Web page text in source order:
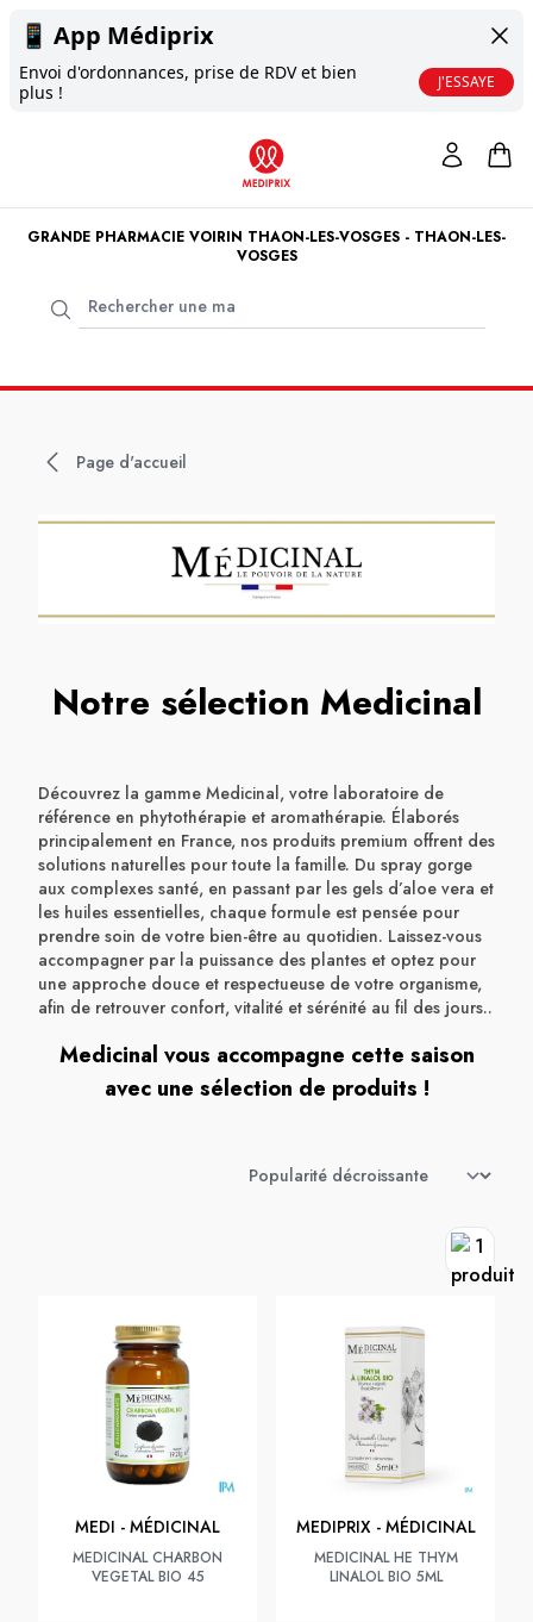
📱 App Médiprix
Envoi d'ordonnances, prise de RDV et bien
plus !
J'ESSAYE
GRANDE PHARMACIE VOIRIN THAON-LES-VOSGES - THAON-LES-
VOSGES
Page d'accueil
Notre sélection Medicinal
Découvrez la gamme Medicinal, votre laboratoire de
référence en phytothérapie et aromathérapie. Élaborés
principalement en France, nos produits premium offrent des
solutions naturelles pour toute la famille. Du spray gorge
aux complexes santé, en passant par les gels d’aloe vera et
les huiles essentielles, chaque formule est pensée pour
prendre soin de votre bien-être au quotidien. Laissez-vous
accompagner par la puissance des plantes et optez pour
une approche douce et respectueuse de votre organisme,
afin de retrouver confort, vitalité et sérénité au fil des jours..
Medicinal vous accompagne cette saison
avec une sélection de produits !
MEDI - MÉDICINAL
MEDICINAL CHARBON
VEGETAL BIO 45
MEDIPRIX - MÉDICINAL
MEDICINAL HE THYM
LINALOL BIO 5ML